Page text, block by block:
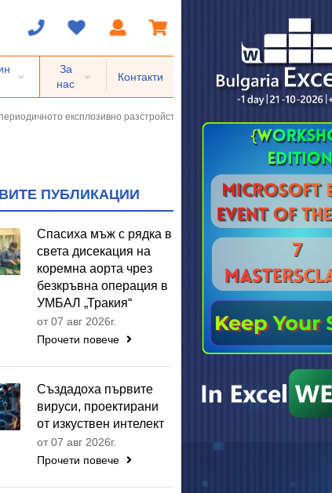
За
нас
Контакти
експлозивно разстройство
ПУБЛИКАЦИИ
Спасиха мъж с рядка в
света дисекация на
коремна аорта чрез
безкръвна операция в
УМБАЛ „Тракия“
от 07 авг 2026г.
Прочети повече
Създадоха първите
вируси, проектирани
от изкуствен интелект
от 07 авг 2026г.
Прочети повече